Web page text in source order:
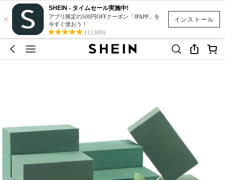
インストール
×
SHEIN - タイムセール実施中!
アプリ限定の500円OFFクーポン「JPAPP」を
今すぐ使おう！
(11,600)